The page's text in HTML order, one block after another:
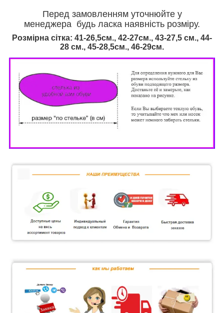
Перед замовленням уточнюйте у
менеджера будь ласка наявність розміру.
Розмірна сітка: 41-26,5см., 42-27см., 43-27,5 см., 44-
28 см., 45-28,5см., 46-29см.